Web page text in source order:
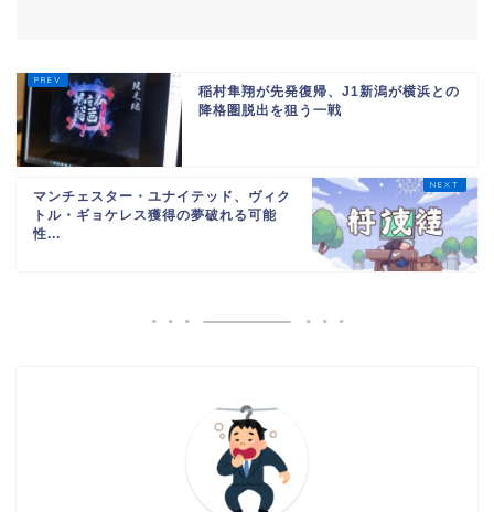
稲村隼翔が先発復帰、J1新潟が横浜との
降格圏脱出を狙う一戦
マンチェスター・ユナイテッド、ヴィク
トル・ギョケレス獲得の夢破れる可能
性...